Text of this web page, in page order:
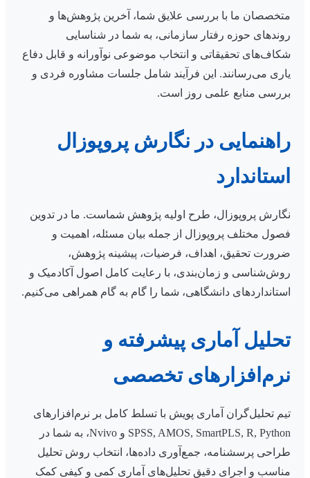
متخصصان ما با بررسی علایق شما، آخرین پژوهش‌ها و
روندهای حوزه رفتار سازمانی، به شما در شناسایی
شکاف‌های تحقیقاتی و انتخاب موضوعی نوآورانه و قابل دفاع
یاری می‌رسانند. این فرآیند شامل جلسات مشاوره فردی و
بررسی منابع علمی روز است.
راهنمایی در نگارش پروپوزال
استاندارد
نگارش پروپوزال، طرح اولیه پژوهش شماست. ما در تدوین
فصول مختلف پروپوزال از جمله بیان مسئله، اهمیت و
ضرورت تحقیق، اهداف، فرضیات، پیشینه پژوهش،
روش‌شناسی و زمان‌بندی، با رعایت کامل اصول آکادمیک و
استانداردهای دانشگاهی، شما را گام به گام همراهی می‌کنیم.
تحلیل آماری پیشرفته و
نرم‌افزارهای تخصصی
تیم تحلیل‌گران آماری پویش با تسلط کامل بر نرم‌افزارهای
SPSS, AMOS, SmartPLS, R, Python و Nvivo، به شما در
طراحی پرسشنامه، جمع‌آوری داده‌ها، انتخاب روش تحلیل
مناسب و اجرای دقیق تحلیل‌های آماری کمی و کیفی کمک